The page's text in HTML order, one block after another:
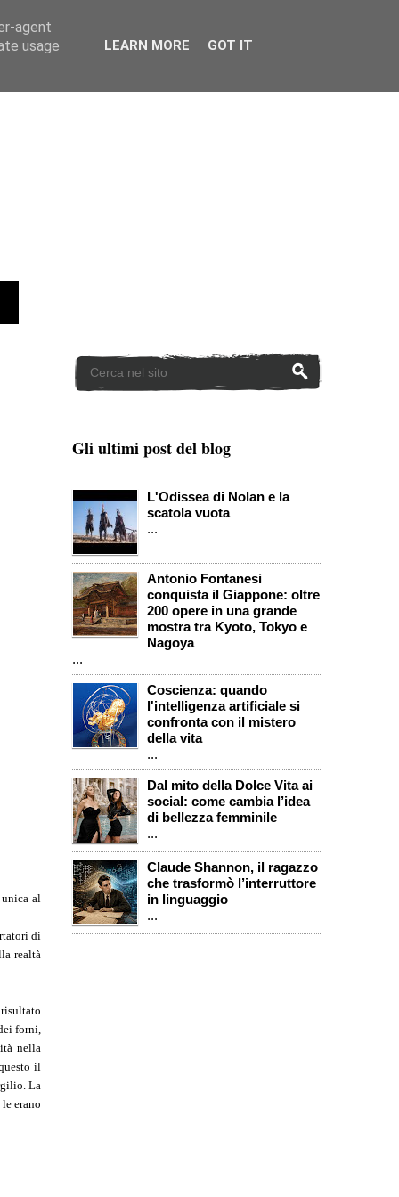
al
di
realtà
forni,
nella
il
La
erano
Gli ultimi post del blog
L'Odissea di Nolan e la
scatola vuota
...
Antonio Fontanesi
conquista il Giappone: oltre
200 opere in una grande
mostra tra Kyoto, Tokyo e
Nagoya
...
Coscienza: quando
l'intelligenza artificiale si
confronta con il mistero
della vita
...
Dal mito della Dolce Vita ai
social: come cambia l’idea
di bellezza femminile
...
Claude Shannon, il ragazzo
che trasformò l’interruttore
in linguaggio
...
agent
usage
LEARN MORE GOT IT